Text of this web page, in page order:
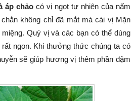
áp chảocó vị ngọt tự nhiên của nấm
không chỉ đã mắt mà cái vị Mặn
Quý vị và các bạn có thể dùng
ngon. Khi thưởng thức chúng ta có
sẽ giúp hương vị thêm phần đậm